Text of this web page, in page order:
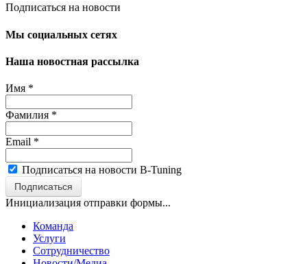
Подписаться на новости
Мы социальных сетях
Наша новостная рассылка
Имя *
Фамилия *
Email *
Подписаться на новости B-Tuning
Подписаться
Инициализация отправки формы...
Команда
Услуги
Сотрудничество